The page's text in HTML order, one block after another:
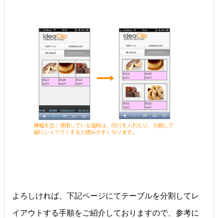
よろしければ、下記ページにてテーブルを分割してレ
イアウトする手順をご紹介しておりますので、参考に